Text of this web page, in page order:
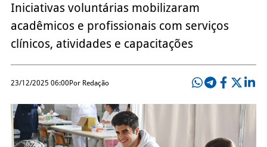
Iniciativas voluntárias mobilizaram
acadêmicos e profissionais com serviços
clínicos, atividades e capacitações
23/12/2025 06:00Por Redação